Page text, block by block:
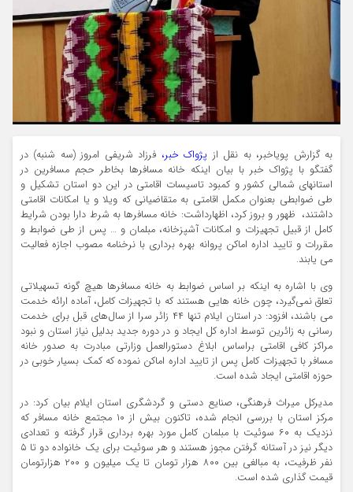
به گزارش پویاخبر، به نقل از پژواک خبر، فرزاد شریفی امروز (سه شنبه) در
گفتگو با پژواک خبر با بیان اینکه خانه مسافرها بخاطر حجم مسافرین در
استانهای شمالی کشور و کمبود تاسیسات اقامتی در این دو استان تشکیل و
طی ضوابطی بعنوان مکمل اقامتی به متقاضیانی که ویلا و یا امکانات اقامتی
داشتند، ظهور و بروز کرد، اظهارداشت: خانه مسافرها به شرط دارا بودن شرایط
کامل از قبیل تجهیزات و امکانات آشپزخانه، مبلمان و … پس از طی ضوابط و
مقررات و تایید اداره اماکن پروانه بهره برداری با نرخنامه مصوب اجازه فعالیت
می یابند.
وی با اشاره به اینکه بر اساس ضوابط به خانه مسافرها هیچ گونه تسهیلاتی
تعلق نمی‌گیرد، چون خانه هایی هستند که با تجهیزات کامل، آماده ارائه خدمت
می باشند، افزود: در استان ایلام تنها ۴۴ زائر سرا از سال‌های قبل برای خدمت
رسانی به زائرین توسط اداره کل ایجاد و در دوره جدید بدلیل نیاز استان و نبود
مراکز کافی اقامتی براساس ابلاغ دستورالعمل وزارتی مبادرت به صدور خانه
مسافر با تجهیزات کامل پس از تایید اداره اماکن نموده که کمک بسیار خوبی در
حوزه اقامتی ایجاد شده است.
مدیرکل میراث فرهنگی، صنایع دستی و گردشگری استان ایلام بیان کرد: در
مرکز استان با بررسی انجام شده، تاکنون بیش از ۱۰ مجتمع خانه مسافر که
نزدیک به ۶۰ سوئیت با مبلمان کامل مورد بهره برداری قرار گرفته و تعدادی
دیگر نیز در آستانه گرفتن مجوز هستند و هر سوئیت برای یک خانواده دو تا ۵
نفر ظرفیت، به مبالغی بین ۸۰۰ هزار تومان تا یک میلیون و ۲۰۰ هزارتومان
قیمت گذاری شده است.